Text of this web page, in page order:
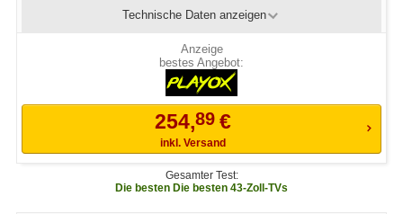
Technische Daten anzeigen
bestes Angebot:
254,89 €
inkl. Versand
Gesamter Test:
Die besten Die besten 43-Zoll-TVs